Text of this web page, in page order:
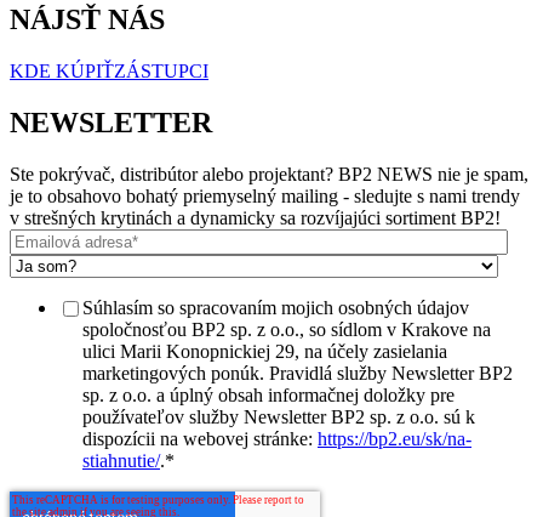
NÁJSŤ NÁS
KDE KÚPIŤZÁSTUPCI
NEWSLETTER
Ste pokrývač, distribútor alebo projektant? BP2 NEWS nie je spam,
je to obsahovo bohatý priemyselný mailing - sledujte s nami trendy
v strešných krytinách a dynamicky sa rozvíjajúci sortiment BP2!
Súhlasím so spracovaním mojich osobných údajov
spoločnosťou BP2 sp. z o.o., so sídlom v Krakove na
ulici Marii Konopnickiej 29, na účely zasielania
marketingových ponúk. Pravidlá služby Newsletter BP2
sp. z o.o. a úplný obsah informačnej doložky pre
používateľov služby Newsletter BP2 sp. z o.o. sú k
dispozícii na webovej stránke: https://bp2.eu/sk/na-
stiahnutie/.*